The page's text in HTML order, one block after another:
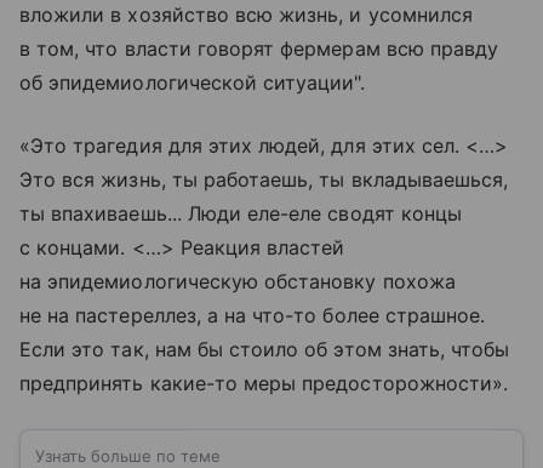
вложили в хозяйство всю жизнь, и усомнился
в том, что власти говорят фермерам всю правду
об эпидемиологической ситуации".
«Это трагедия для этих людей, для этих сел. <…>
Это вся жизнь, ты работаешь, ты вкладываешься,
ты впахиваешь... Люди еле-еле сводят концы
с концами. <…> Реакция властей
на эпидемиологическую обстановку похожа
не на пастереллез, а на что-то более страшное.
Если это так, нам бы стоило об этом знать, чтобы
предпринять какие-то меры предосторожности».
Узнать больше по теме